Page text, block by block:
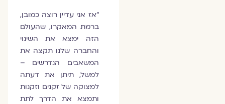
"אז אני עדיין רוצה כמובן,
ברמת המאקרו, שהעולם
הזה ימצא את השינוי
והחברה שלנו תקצה את
המשאבים הנדרשים –
למשל, תיתן את דעתה
למצוקה של זקנים וזקנות
ותמצא את הדרך לתת